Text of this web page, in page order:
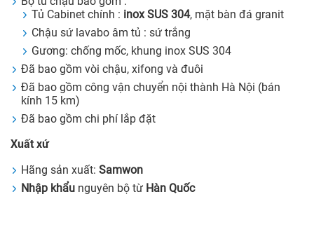
Tủ Cabinet chính : inox SUS 304, mặt bàn đá granit
Chậu sứ lavabo âm tủ : sứ trắng
Gương: chống mốc, khung inox SUS 304
Đã bao gồm vòi chậu, xifong và đuôi
Đã bao gồm công vận chuyển nội thành Hà Nội (bán
kính 15 km)
Đã bao gồm chi phí lắp đặt
Xuất xứ
Hãng sản xuất: Samwon
Nhập khẩu nguyên bộ từ Hàn Quốc